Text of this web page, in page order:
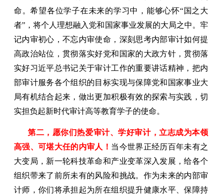
命。希望各位学子在未来的学习中，能够心怀“国之大
者”，将个人理想融入党和国家事业发展的大局之中。牢
记内审初心，不忘内审使命，深刻思考内部审计如何提
高政治站位，贯彻落实好党和国家的大政方针，贯彻落
实好习近平总书记关于审计工作的重要讲话精神，把内
部审计服务各个组织的目标实现与保障党和国家事业大
局有机结合起来，做出更加积极有效的探索与实践，切
实担负起新时代审计高等教育学子的使命。
第二，愿你们热爱审计、学好审计，立志成为本领
高强、可堪大任的内审人！ 当今世界正经历百年未有之
大变局，新一轮科技革命和产业变革深入发展，给各个
组织带来了前所未有的风险和挑战。作为未来的内部审
计师，你们将承担起为所在组织提升健康水平、保障持